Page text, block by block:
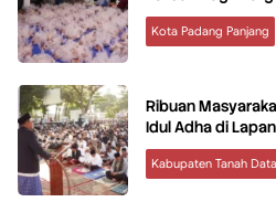
Kota Padang Panjang
Ribuan
Idul Adha di
Kabupaten Tanah